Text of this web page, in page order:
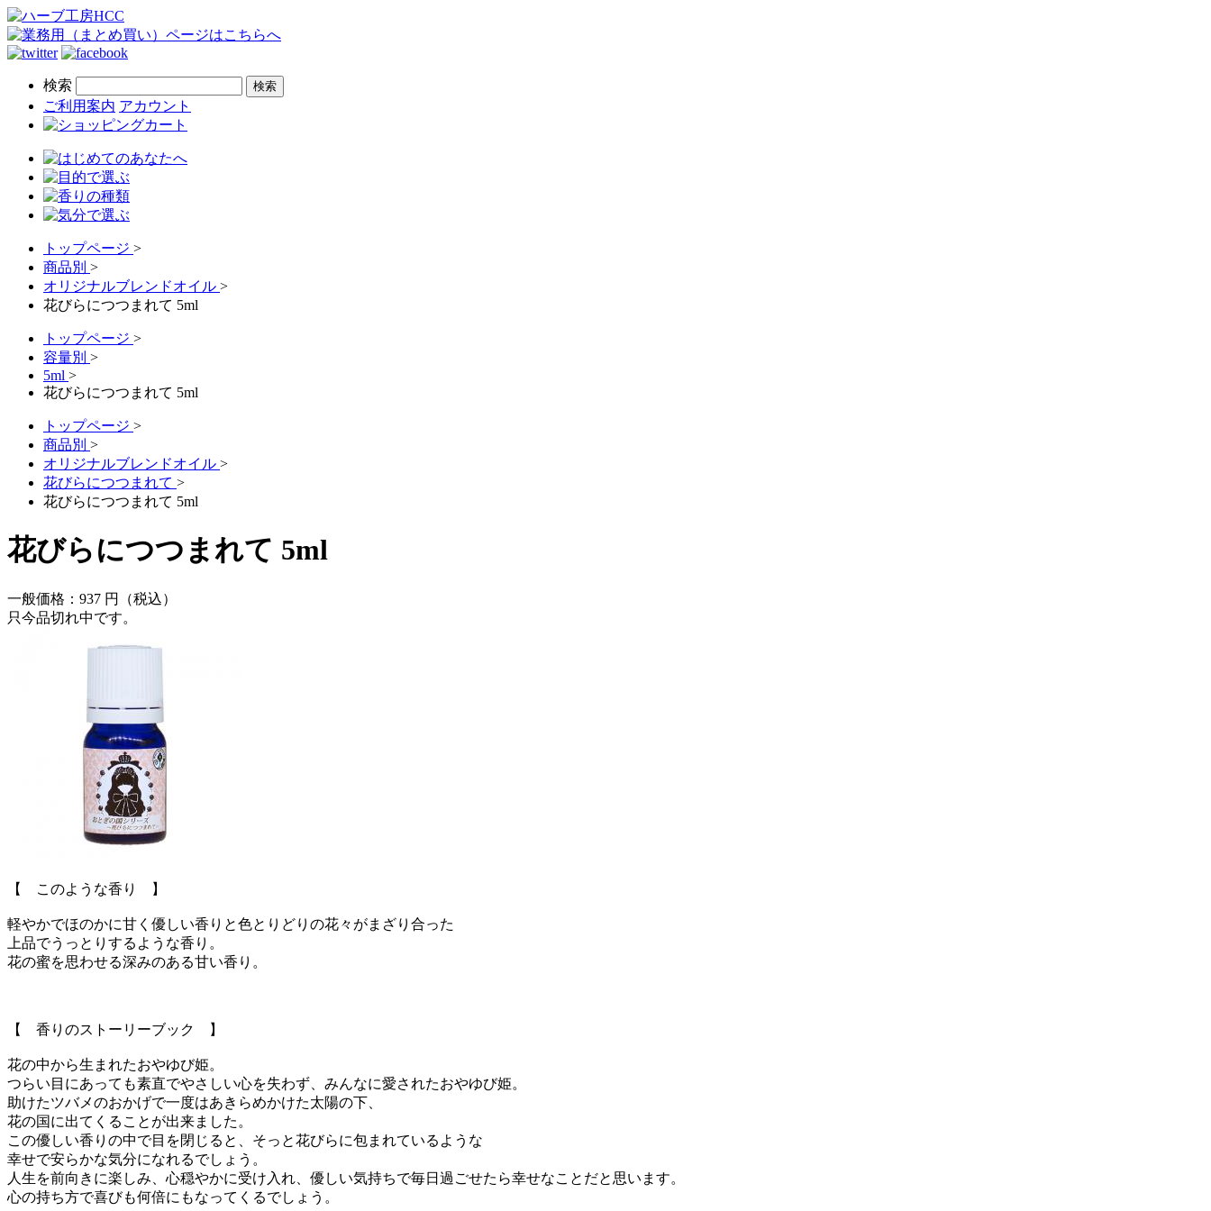
検索
ご利用案内 アカウント
トップページ >
商品別 >
オリジナルブレンドオイル >
花びらにつつまれて 5ml
トップページ >
容量別 >
5ml >
花びらにつつまれて 5ml
トップページ >
商品別 >
オリジナルブレンドオイル >
花びらにつつまれて >
花びらにつつまれて 5ml
花びらにつつまれて 5ml
一般価格： 937 円（税込）
只今品切れ中です。
【 このような香り 】
軽やかでほのかに甘く優しい香りと色とりどりの花々がまざり合った
上品でうっとりするような香り。
花の蜜を思わせる深みのある甘い香り。
【 香りのストーリーブック 】
花の中から生まれたおやゆび姫。
つらい目にあっても素直でやさしい心を失わず、みんなに愛されたおやゆび姫。
助けたツバメのおかげで一度はあきらめかけた太陽の下、
花の国に出てくることが出来ました。
この優しい香りの中で目を閉じると、そっと花びらに包まれているような
幸せで安らかな気分になれるでしょう。
人生を前向きに楽しみ、心穏やかに受け入れ、優しい気持ちで毎日過ごせたら幸せなことだと思います。
心の持ち方で喜びも何倍にもなってくるでしょう。